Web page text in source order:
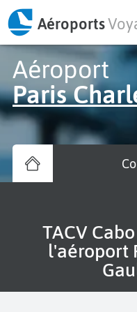
Aéroports
Aéroport
Paris
TACV Cabo Verde Airlines à
l'aéroport